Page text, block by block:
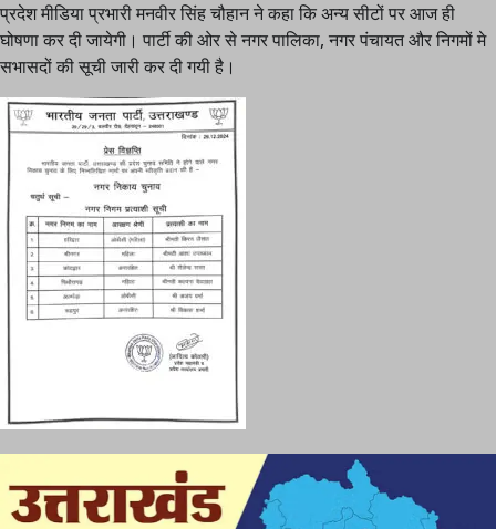
प्रदेश मीडिया प्रभारी मनवीर सिंह चौहान ने कहा कि अन्य सीटों पर आज ही
घोषणा कर दी जायेगी। पार्टी की ओर से नगर पालिका, नगर पंचायत और निगमों मे
सभासदों की सूची जारी कर दी गयी है।